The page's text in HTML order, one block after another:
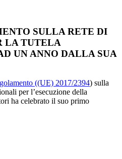
SULLA RETE DI
LA TUTELA
UN ANNO DALLA SUA
((UE) 2017/2394) sulla
per l’esecuzione della
ha celebrato il suo primo